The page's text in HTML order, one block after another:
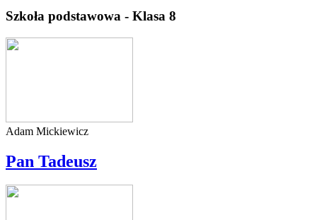
Szkoła podstawowa - Klasa 8
Adam Mickiewicz
Pan Tadeusz